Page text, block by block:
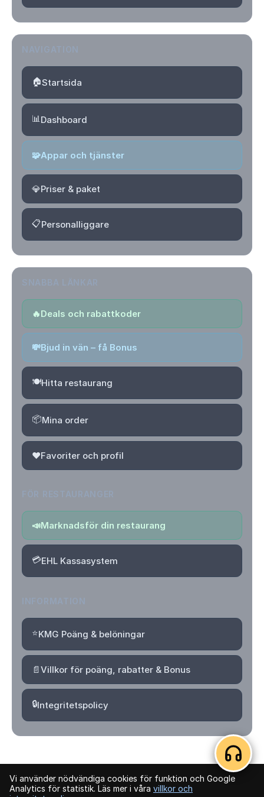
Vi använder nödvändiga cookies för funktion och Google
Analytics för statistik. Läs mer i våra villkor och
🏠Startsida
📊Dashboard
🧩Appar och tjänster
💎Priser & paket
📋Personalliggare
🔥Deals och rabattkoder
💸Bjud in vän – få Bonus
🍽️Hitta restaurang
📦Mina order
❤️Favoriter och profil
📣Marknadsför din restaurang
💳EHL Kassasystem
⭐KMG Poäng & belöningar
📄Villkor för poäng, rabatter & Bonus
🔒Integritetspolicy
© 2026 Kvartersmenyguiden. Alla rättigheter förbehållna.